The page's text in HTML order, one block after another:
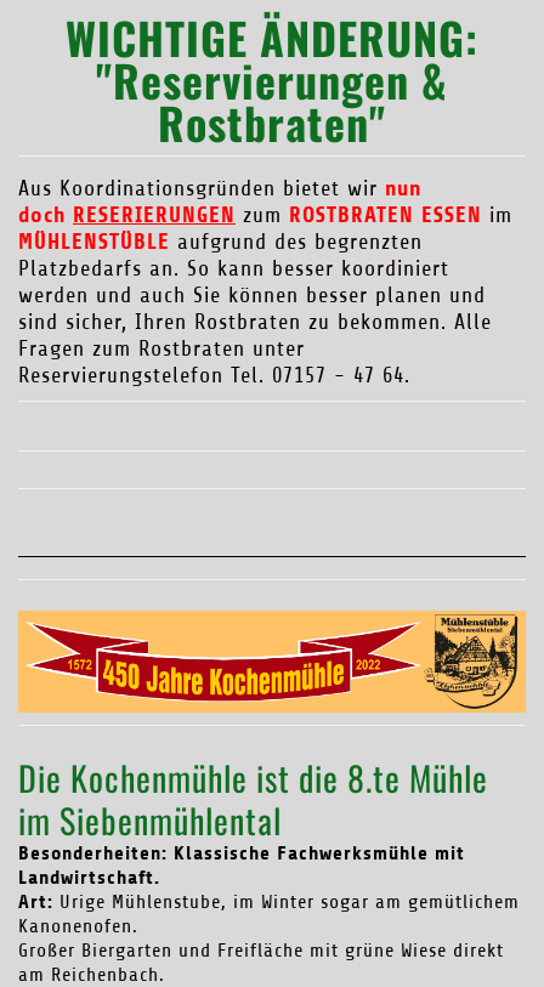
WICHTIGE ÄNDERUNG:
"Reservierungen &
Rostbraten"
Aus Koordinationsgründen bietet wir nun
doch RESERIERUNGEN zum ROSTBRATEN ESSEN im
MÜHLENSTÜBLE aufgrund des begrenzten
Platzbedarfs an. So kann besser koordiniert
werden und auch Sie können besser planen und
sind sicher, Ihren Rostbraten zu bekommen. Alle
Fragen zum Rostbraten unter
Reservierungstelefon Tel. 07157 - 47 64.
Die Kochenmühle ist die 8.te Mühle
im Siebenmühlental
Besonderheiten: Klassische Fachwerksmühle mit
Landwirtschaft.
Art: Urige Mühlenstube, im Winter sogar am gemütlichem
Kanonenofen.
Großer Biergarten und Freifläche mit grüne Wiese direkt
am Reichenbach.